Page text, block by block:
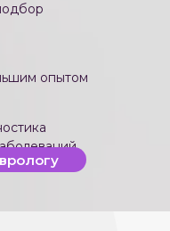
опытом